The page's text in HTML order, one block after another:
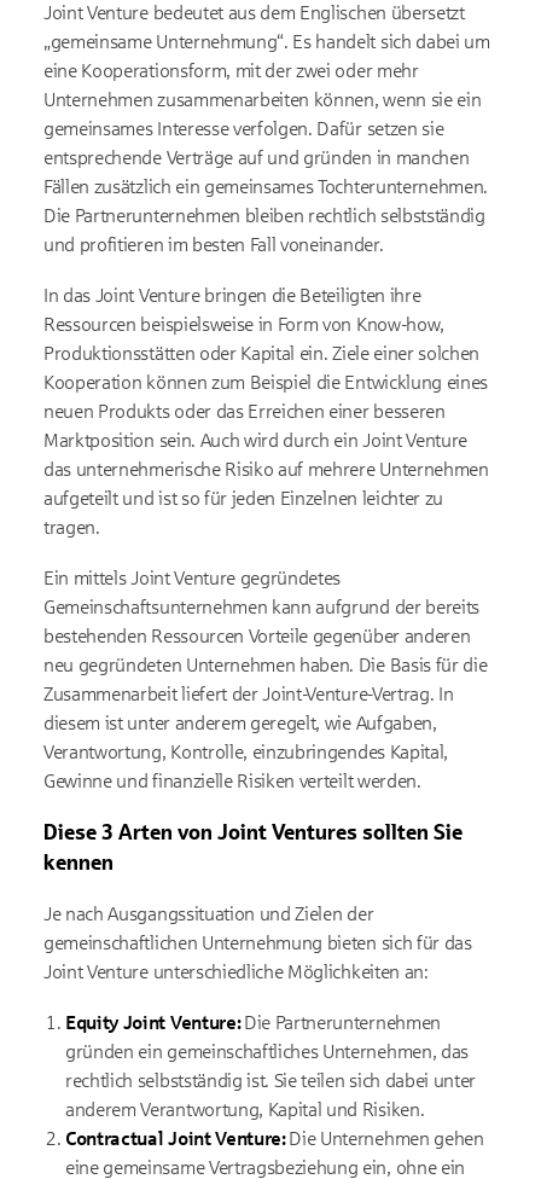
Joint Venture bedeutet aus dem Englischen übersetzt
„gemeinsame Unternehmung“. Es handelt sich dabei um
eine Kooperationsform, mit der zwei oder mehr
Unternehmen zusammenarbeiten können, wenn sie ein
gemeinsames Interesse verfolgen. Dafür setzen sie
entsprechende Verträge auf und gründen in manchen
Fällen zusätzlich ein gemeinsames Tochterunternehmen.
Die Partnerunternehmen bleiben rechtlich selbstständig
und profitieren im besten Fall voneinander.
In das Joint Venture bringen die Beteiligten ihre
Ressourcen beispielsweise in Form von Know-how,
Produktionsstätten oder Kapital ein. Ziele einer solchen
Kooperation können zum Beispiel die Entwicklung eines
neuen Produkts oder das Erreichen einer besseren
Marktposition sein. Auch wird durch ein Joint Venture
das unternehmerische Risiko auf mehrere Unternehmen
aufgeteilt und ist so für jeden Einzelnen leichter zu
tragen.
Ein mittels Joint Venture gegründetes
Gemeinschaftsunternehmen kann aufgrund der bereits
bestehenden Ressourcen Vorteile gegenüber anderen
neu gegründeten Unternehmen haben. Die Basis für die
Zusammenarbeit liefert der Joint-Venture-Vertrag. In
diesem ist unter anderem geregelt, wie Aufgaben,
Verantwortung, Kontrolle, einzubringendes Kapital,
Gewinne und finanzielle Risiken verteilt werden.
Diese 3 Arten von Joint Ventures sollten Sie
kennen
Je nach Ausgangssituation und Zielen der
gemeinschaftlichen Unternehmung bieten sich für das
Joint Venture unterschiedliche Möglichkeiten an:
Equity Joint Venture:Die Partnerunternehmen
gründen ein gemeinschaftliches Unternehmen, das
rechtlich selbstständig ist. Sie teilen sich dabei unter
anderem Verantwortung, Kapital und Risiken.
Contractual Joint Venture:Die Unternehmen gehen
eine gemeinsame Vertragsbeziehung ein, ohne ein